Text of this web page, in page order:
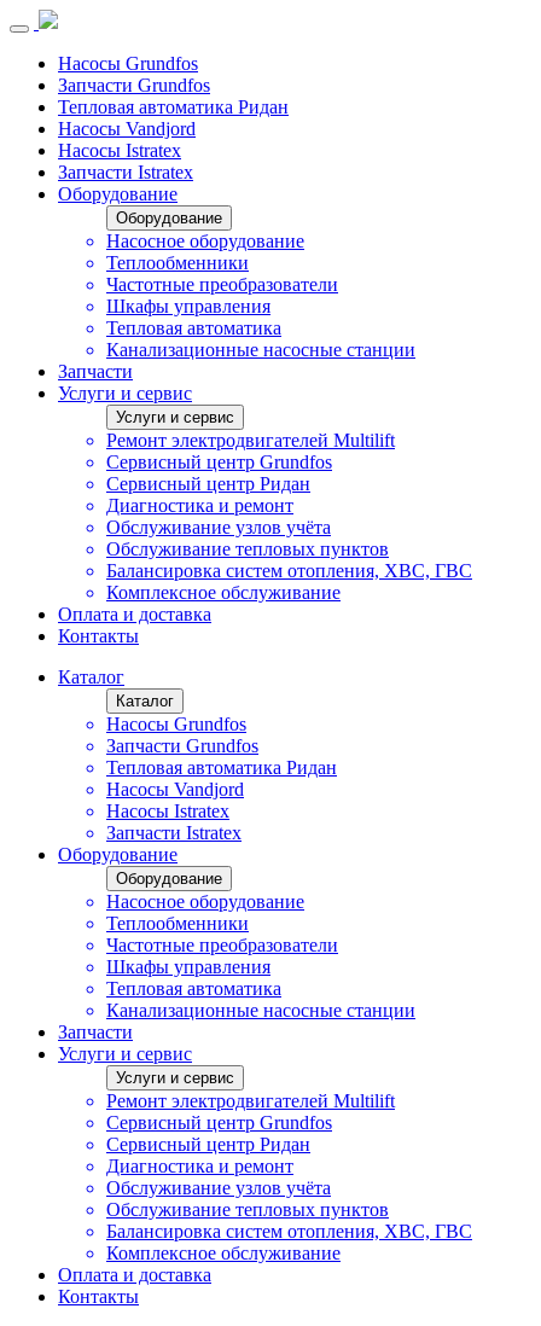
Насосы Grundfos
Запчасти Grundfos
Тепловая автоматика Ридан
Насосы Vandjord
Насосы Istratex
Запчасти Istratex
Оборудование
Оборудование
Насосное оборудование
Теплообменники
Частотные преобразователи
Шкафы управления
Тепловая автоматика
Канализационные насосные станции
Запчасти
Услуги и сервис
Услуги и сервис
Ремонт электродвигателей Multilift
Сервисный центр Grundfos
Сервисный центр Ридан
Диагностика и ремонт
Обслуживание узлов учёта
Обслуживание тепловых пунктов
Балансировка систем отопления, ХВС, ГВС
Комплексное обслуживание
Оплата и доставка
Контакты
Каталог
Каталог
Насосы Grundfos
Запчасти Grundfos
Тепловая автоматика Ридан
Насосы Vandjord
Насосы Istratex
Запчасти Istratex
Оборудование
Оборудование
Насосное оборудование
Теплообменники
Частотные преобразователи
Шкафы управления
Тепловая автоматика
Канализационные насосные станции
Запчасти
Услуги и сервис
Услуги и сервис
Ремонт электродвигателей Multilift
Сервисный центр Grundfos
Сервисный центр Ридан
Диагностика и ремонт
Обслуживание узлов учёта
Обслуживание тепловых пунктов
Балансировка систем отопления, ХВС, ГВС
Комплексное обслуживание
Оплата и доставка
Контакты